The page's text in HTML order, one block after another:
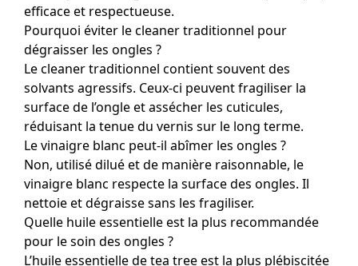
efficace et respectueuse.
Pourquoi éviter le cleaner traditionnel pour
dégraisser les ongles ?
Le cleaner traditionnel contient souvent des
solvants agressifs. Ceux-ci peuvent fragiliser la
surface de l’ongle et assécher les cuticules,
réduisant la tenue du vernis sur le long terme.
Le vinaigre blanc peut-il abîmer les ongles ?
Non, utilisé dilué et de manière raisonnable, le
vinaigre blanc respecte la surface des ongles. Il
nettoie et dégraisse sans les fragiliser.
Quelle huile essentielle est la plus recommandée
pour le soin des ongles ?
L’huile essentielle de tea tree est la plus plébiscitée